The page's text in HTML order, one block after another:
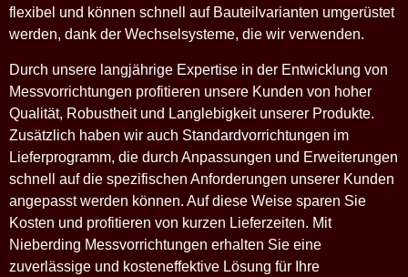
flexibel und können schnell auf Bauteilvarianten umgerüstet
werden, dank der Wechselsysteme, die wir verwenden.
Durch unsere langjährige Expertise in der Entwicklung von
Messvorrichtungen profitieren unsere Kunden von hoher
Qualität, Robustheit und Langlebigkeit unserer Produkte.
Zusätzlich haben wir auch Standardvorrichtungen im
Lieferprogramm, die durch Anpassungen und Erweiterungen
schnell auf die spezifischen Anforderungen unserer Kunden
angepasst werden können. Auf diese Weise sparen Sie
Kosten und profitieren von kurzen Lieferzeiten. Mit
Nieberding Messvorrichtungen erhalten Sie eine
zuverlässige und kosteneffektive Lösung für Ihre